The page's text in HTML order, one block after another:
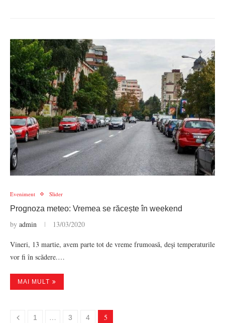
Eveniment Slider
Prognoza meteo: Vremea se răcește în weekend
by admin 13/03/2020
Vineri, 13 martie, avem parte tot de vreme frumoasă, deşi temperaturile
vor fi în scădere.…
MAI MULT
1 … 3 4 5